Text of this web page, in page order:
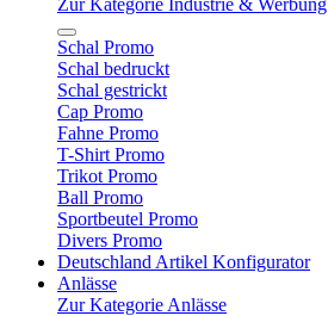
Zur Kategorie Industrie & Werbung
Schal Promo
Schal bedruckt
Schal gestrickt
Cap Promo
Fahne Promo
T-Shirt Promo
Trikot Promo
Ball Promo
Sportbeutel Promo
Divers Promo
Deutschland Artikel Konfigurator
Anlässe
Zur Kategorie Anlässe